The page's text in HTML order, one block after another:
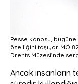
Pesse kanosu,
özelliğini taşıyor. MÖ
Drents Müzesi’nde
Ancak insanların